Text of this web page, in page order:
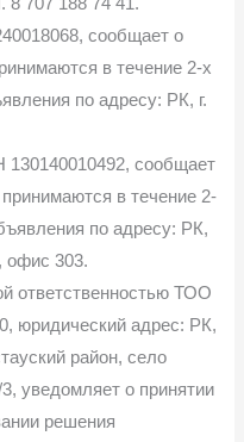
сообщает о
в течение 2-х
по адресу: РК, г.
сообщает
в течение 2-
по адресу: РК,
офис 303.
ответственностью ТОО
юридический адрес: РК,
район, село
уведомляет о принятии
решения